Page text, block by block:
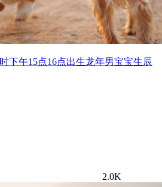
下午15点16点出生龙年男宝宝生辰
2.0K